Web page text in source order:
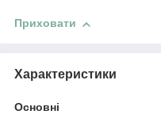
Приховати
Характеристики
Основні